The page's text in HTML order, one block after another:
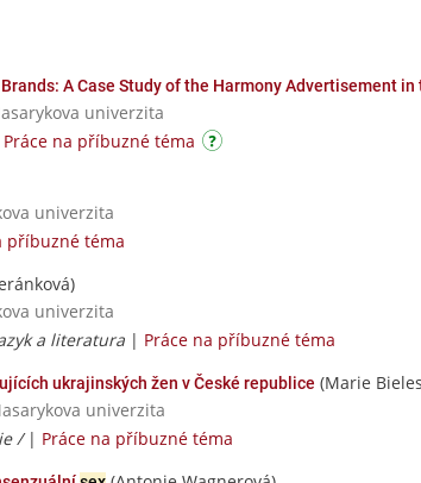
A Case Study of the Harmony Advertisement in
univerzita
Práce na příbuzné téma
univerzita
příbuzné téma
univerzita
a literatura | Práce na příbuzné téma
ukrajinských žen v České republice (Marie
univerzita
/ | Práce na příbuzné téma